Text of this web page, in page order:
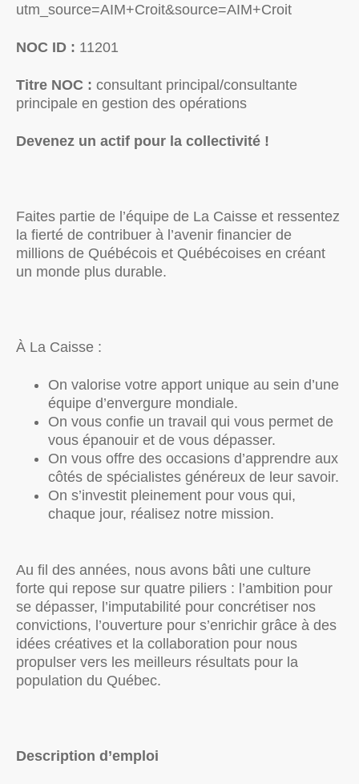
utm_source=AIM+Croit&source=AIM+Croit
NOC ID : 11201
Titre NOC : consultant principal/consultante
principale en gestion des opérations
Devenez un actif pour la collectivité !
Faites partie de l’équipe de La Caisse et ressentez
la fierté de contribuer à l’avenir financier de
millions de Québécois et Québécoises en créant
un monde plus durable.
À La Caisse :
On valorise votre apport unique au sein d’une
équipe d’envergure mondiale.
On vous confie un travail qui vous permet de
vous épanouir et de vous dépasser.
On vous offre des occasions d’apprendre aux
côtés de spécialistes généreux de leur savoir.
On s’investit pleinement pour vous qui,
chaque jour, réalisez notre mission.
Au fil des années, nous avons bâti une culture
forte qui repose sur quatre piliers : l’ambition pour
se dépasser, l’imputabilité pour concrétiser nos
convictions, l’ouverture pour s’enrichir grâce à des
idées créatives et la collaboration pour nous
propulser vers les meilleurs résultats pour la
population du Québec.
Description d’emploi